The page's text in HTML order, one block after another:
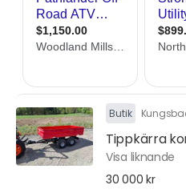
Butik
Tippkärra
Visa liknande
30 000 kr